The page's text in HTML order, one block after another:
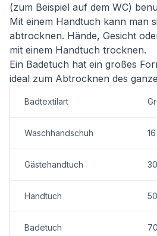
(zum Beispiel auf dem WC)
Mit einem Handtuch kann man
abtrocknen. Hände, Gesicht
mit einem Handtuch trocknen.
Ein Badetuch hat ein großes
ideal zum Abtrocknen des
Badtextilart
Waschhandschuh
Gästehandtuch
Handtuch
Badetuch